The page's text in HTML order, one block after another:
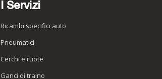
I Servizi
Ricambi specifici auto
Pneumatici
Cerchi e ruote
Ganci di traino